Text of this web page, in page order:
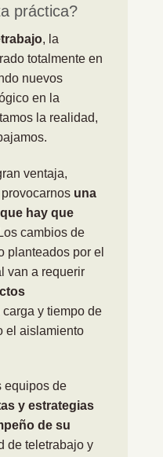
práctica?
, la
totalmente en
nuevos
en la
la realidad,
ventaja,
una
hay que
Los cambios de
planteados por el
van a requerir
carga y tiempo de
el aislamiento
equipos de
y estrategias
de su
de teletrabajo y